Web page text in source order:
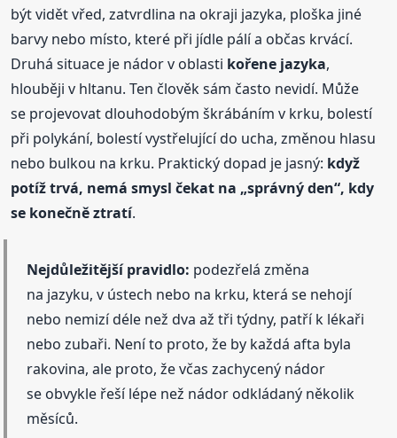
být vidět vřed, zatvrdlina na okraji jazyka, ploška jiné
barvy nebo místo, které při jídle pálí a občas krvácí.
Druhá situace je nádor v oblasti kořene jazyka,
hlouběji v hltanu. Ten člověk sám často nevidí. Může
se projevovat dlouhodobým škrábáním v krku, bolestí
při polykání, bolestí vystřelující do ucha, změnou hlasu
nebo bulkou na krku. Praktický dopad je jasný: když
potíž trvá, nemá smysl čekat na „správný den“, kdy
se konečně ztratí.
Nejdůležitější pravidlo: podezřelá změna
na jazyku, v ústech nebo na krku, která se nehojí
nebo nemizí déle než dva až tři týdny, patří k lékaři
nebo zubaři. Není to proto, že by každá afta byla
rakovina, ale proto, že včas zachycený nádor
se obvykle řeší lépe než nádor odkládaný několik
měsíců.